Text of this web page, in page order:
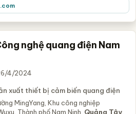
nghệ quang điện Nam
4/2024
xuất thiết bị cảm biến quang điện
MingYang, Khu công nghiệp
Thành phố Nam Ninh, Quảng Tây,